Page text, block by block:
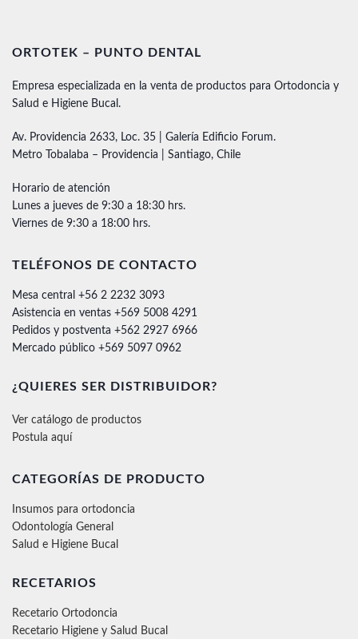
ORTOTEK – PUNTO DENTAL
Empresa especializada en la venta de productos para Ortodoncia y
Salud e Higiene Bucal.
Av. Providencia 2633, Loc. 35 | Galería Edificio Forum.
Metro Tobalaba – Providencia | Santiago, Chile
Horario de atención
Lunes a jueves de 9:30 a 18:30 hrs.
Viernes de 9:30 a 18:00 hrs.
TELÉFONOS DE CONTACTO
Mesa central +56 2 2232 3093
Asistencia en ventas +569 5008 4291
Pedidos y postventa +562 2927 6966
Mercado público +569 5097 0962
¿QUIERES SER DISTRIBUIDOR?
Ver catálogo de productos
Postula aquí
CATEGORÍAS DE PRODUCTO
Insumos para ortodoncia
Odontología General
Salud e Higiene Bucal
RECETARIOS
Recetario Ortodoncia
Recetario Higiene y Salud Bucal